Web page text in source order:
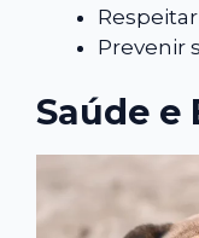
Prevenir
Saúde e